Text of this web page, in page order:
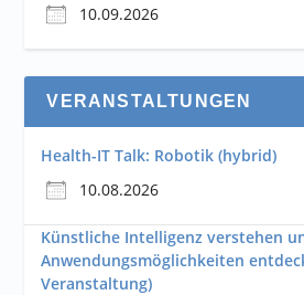
10.09.2026
VERANSTALTUNGEN
Health-IT Talk: Robotik (hybrid)
10.08.2026
Künstliche Intelligenz verstehen
Anwendungsmöglichkeiten
Veranstaltung)